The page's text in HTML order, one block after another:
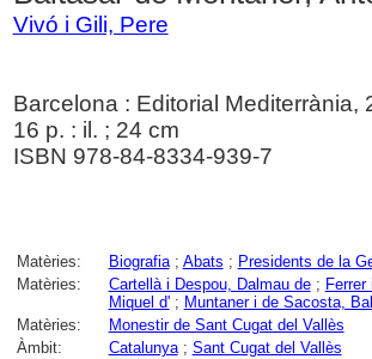
Vivó i Gili, Pere
Barcelona : Editorial Mediterrània,
16 p. : il. ; 24 cm
ISBN 978-84-8334-939-7
Matèries: Biografia; Abats ; Presidents de la
Matèries:
Cartellà i Despou, Dalmau de;
Miquel d'; Muntaner i de Sacosta,
Matèries:
Monestir de Sant Cugat del Vallès
Àmbit:
Catalunya; Sant Cugat del Vallès